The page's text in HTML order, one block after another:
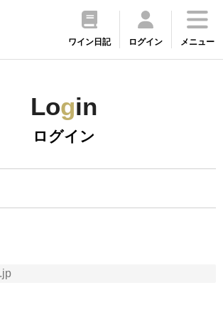
ワイン日記 ログイン メニュー
Login
ログイン